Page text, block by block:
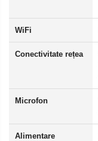
WiFi
Conectivitate rețea
Microfon
Alimentare